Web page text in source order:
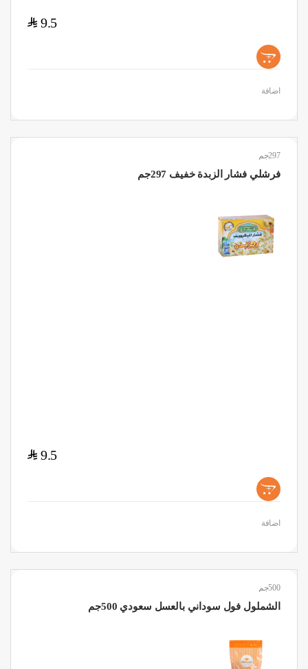
9.5
$
+
اضافة
297جم
فرشلي فشار الزبدة خفيف 297جم
9.5
$
+
اضافة
500جم
الشملول فول سوداني بالعسل سعودي 500جم